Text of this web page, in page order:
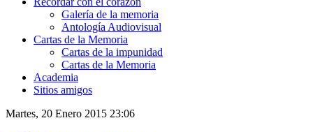
Galería de la memoria
Antología Audiovisual
Cartas de la Memoria
Cartas de la impunidad
Cartas de la Memoria
Academia
Sitios amigos
Martes, 20 Enero 2015 23:06